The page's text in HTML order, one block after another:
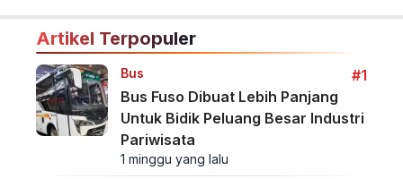
Artikel Terpopuler
Bus
#1
Bus Fuso Dibuat Lebih Panjang
Untuk Bidik Peluang Besar Industri
Pariwisata
1 minggu yang lalu